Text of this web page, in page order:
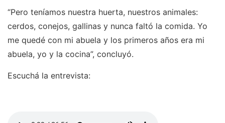
“Pero teníamos nuestra huerta, nuestros animales:
cerdos, conejos, gallinas y nunca faltó la comida. Yo
me quedé con mi abuela y los primeros años era mi
abuela, yo y la cocina”, concluyó.
Escuchá la entrevista: